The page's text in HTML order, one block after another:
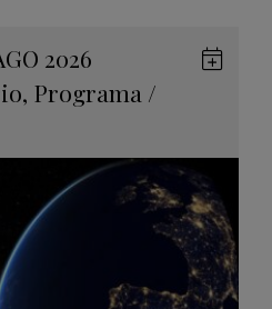
2026
, Programa /